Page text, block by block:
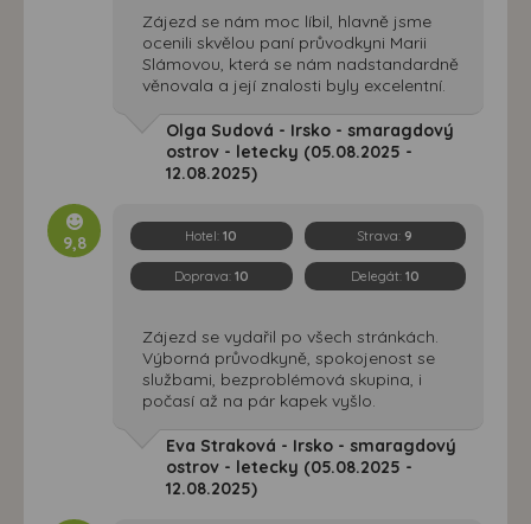
Zájezd se nám moc líbil, hlavně jsme
ocenili skvělou paní průvodkyni Marii
Slámovou, která se nám nadstandardně
věnovala a její znalosti byly excelentní.
Olga Sudová - Irsko - smaragdový
ostrov - letecky (05.08.2025 -
12.08.2025)
9,8 Hotel:10 Strava: 9
Doprava: 10 Delegát: 10
Zájezd se vydařil po všech stránkách.
Výborná průvodkyně, spokojenost se
službami, bezproblémová skupina, i
počasí až na pár kapek vyšlo.
Eva Straková - Irsko - smaragdový
ostrov - letecky (05.08.2025 -
12.08.2025)